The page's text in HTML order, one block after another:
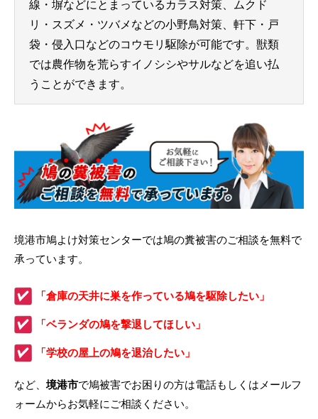
線・塀などにとまっているカラス対策、ムクド
リ・スズメ・ツバメなどの小野鳥対策、軒下・戸
袋・侵入口などのコウモリ駆除が可能です。獣類
では農作物を荒らすイノシシやサルなどを追い払
うことができます。
境港市鳩よけ対策センターでは鳩の糞被害のご相談を無料で
承っています。
「倉庫の天井に巣を作っている鳩を駆除したい」
「ベランダの鳩を撃退してほしい」
「学校の屋上の鳩を退治したい」
など、境港市で鳩被害でお困りの方は電話もしくはメールフ
ォームからお気軽にご相談ください。